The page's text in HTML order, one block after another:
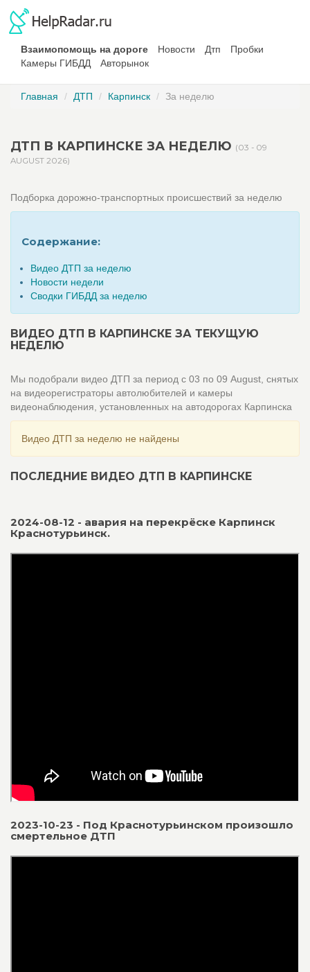
Взаимопомощь на дороге Новости Дтп
Пробки
Камеры ГИБДД
Авторынок
Главная ДТП Карпинск За неделю
ДТП В КАРПИНСКЕ ЗА НЕДЕЛЮ (03 - 09
AUGUST 2026)
Подборка дорожно-транспортных происшествий за неделю
Содержание:
Видео ДТП за неделю
Новости недели
Сводки ГИБДД за неделю
ВИДЕО ДТП В КАРПИНСКЕ ЗА ТЕКУЩУЮ
НЕДЕЛЮ
Мы подобрали видео ДТП за период с 03 по 09 August, снятых
на видеорегистраторы автолюбителей и камеры
видеонаблюдения, установленных на автодорогах Карпинска
Видео ДТП за неделю не найдены
ПОСЛЕДНИЕ ВИДЕО ДТП В КАРПИНСКЕ
2024-08-12 - авария на перекрёске Карпинск
Краснотурьинск.
2023-10-23 - Под Краснотурьинском произошло
смертельное ДТП